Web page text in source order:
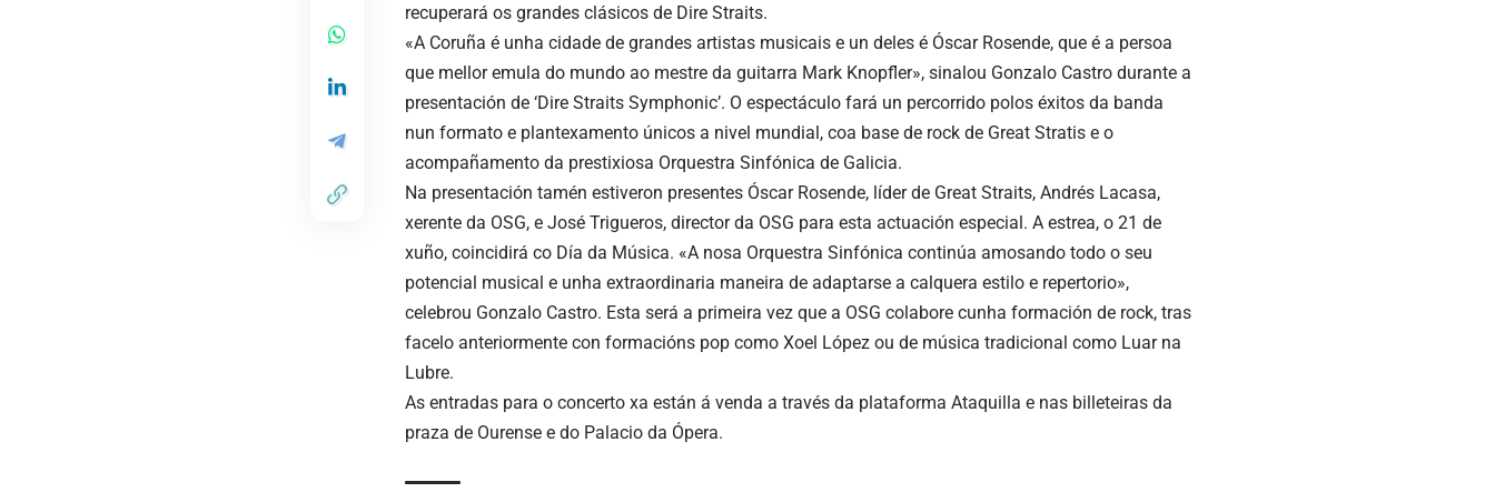
recuperará os grandes clásicos de Dire Straits.
«A Coruña é unha cidade de grandes artistas musicais e un deles é Óscar Rosende, que é a persoa
que mellor emula do mundo ao mestre da guitarra Mark Knopfler», sinalou Gonzalo Castro durante a
presentación de ‘Dire Straits Symphonic’. O espectáculo fará un percorrido polos éxitos da banda
nun formato e plantexamento únicos a nivel mundial, coa base de rock de Great Stratis e o
acompañamento da prestixiosa Orquestra Sinfónica de Galicia.
Na presentación tamén estiveron presentes Óscar Rosende, líder de Great Straits, Andrés Lacasa,
xerente da OSG, e José Trigueros, director da OSG para esta actuación especial. A estrea, o 21 de
xuño, coincidirá co Día da Música. «A nosa Orquestra Sinfónica continúa amosando todo o seu
potencial musical e unha extraordinaria maneira de adaptarse a calquera estilo e repertorio»,
celebrou Gonzalo Castro. Esta será a primeira vez que a OSG colabore cunha formación de rock, tras
facelo anteriormente con formacións pop como Xoel López ou de música tradicional como Luar na
Lubre.
As entradas para o concerto xa están á venda a través da plataforma Ataquilla e nas billeteiras da
praza de Ourense e do Palacio da Ópera.